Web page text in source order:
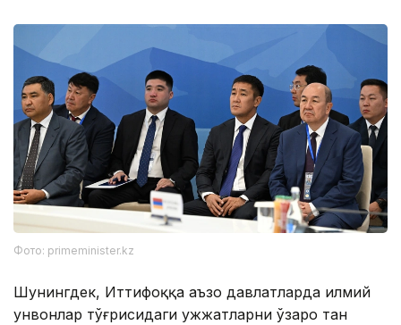
Фото: primeminister.kz
Шунингдек, Иттифоққа аъзо давлатларда илмий
унвонлар тўғрисидаги ҳужжатларни ўзаро тан